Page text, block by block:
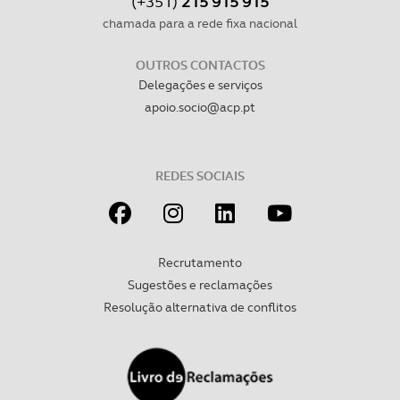
chamada para a rede fixa nacional
OUTROS CONTACTOS
Delegações e serviços
apoio.socio@acp.pt
REDES SOCIAIS
Recrutamento
Sugestões e reclamações
Resolução alternativa de conflitos